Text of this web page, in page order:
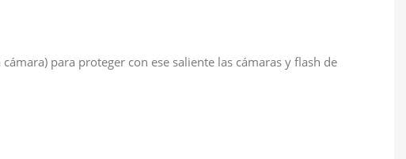
para proteger con ese saliente las cámaras y flash de